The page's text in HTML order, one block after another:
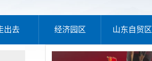
出去 经济园区 山东自贸区